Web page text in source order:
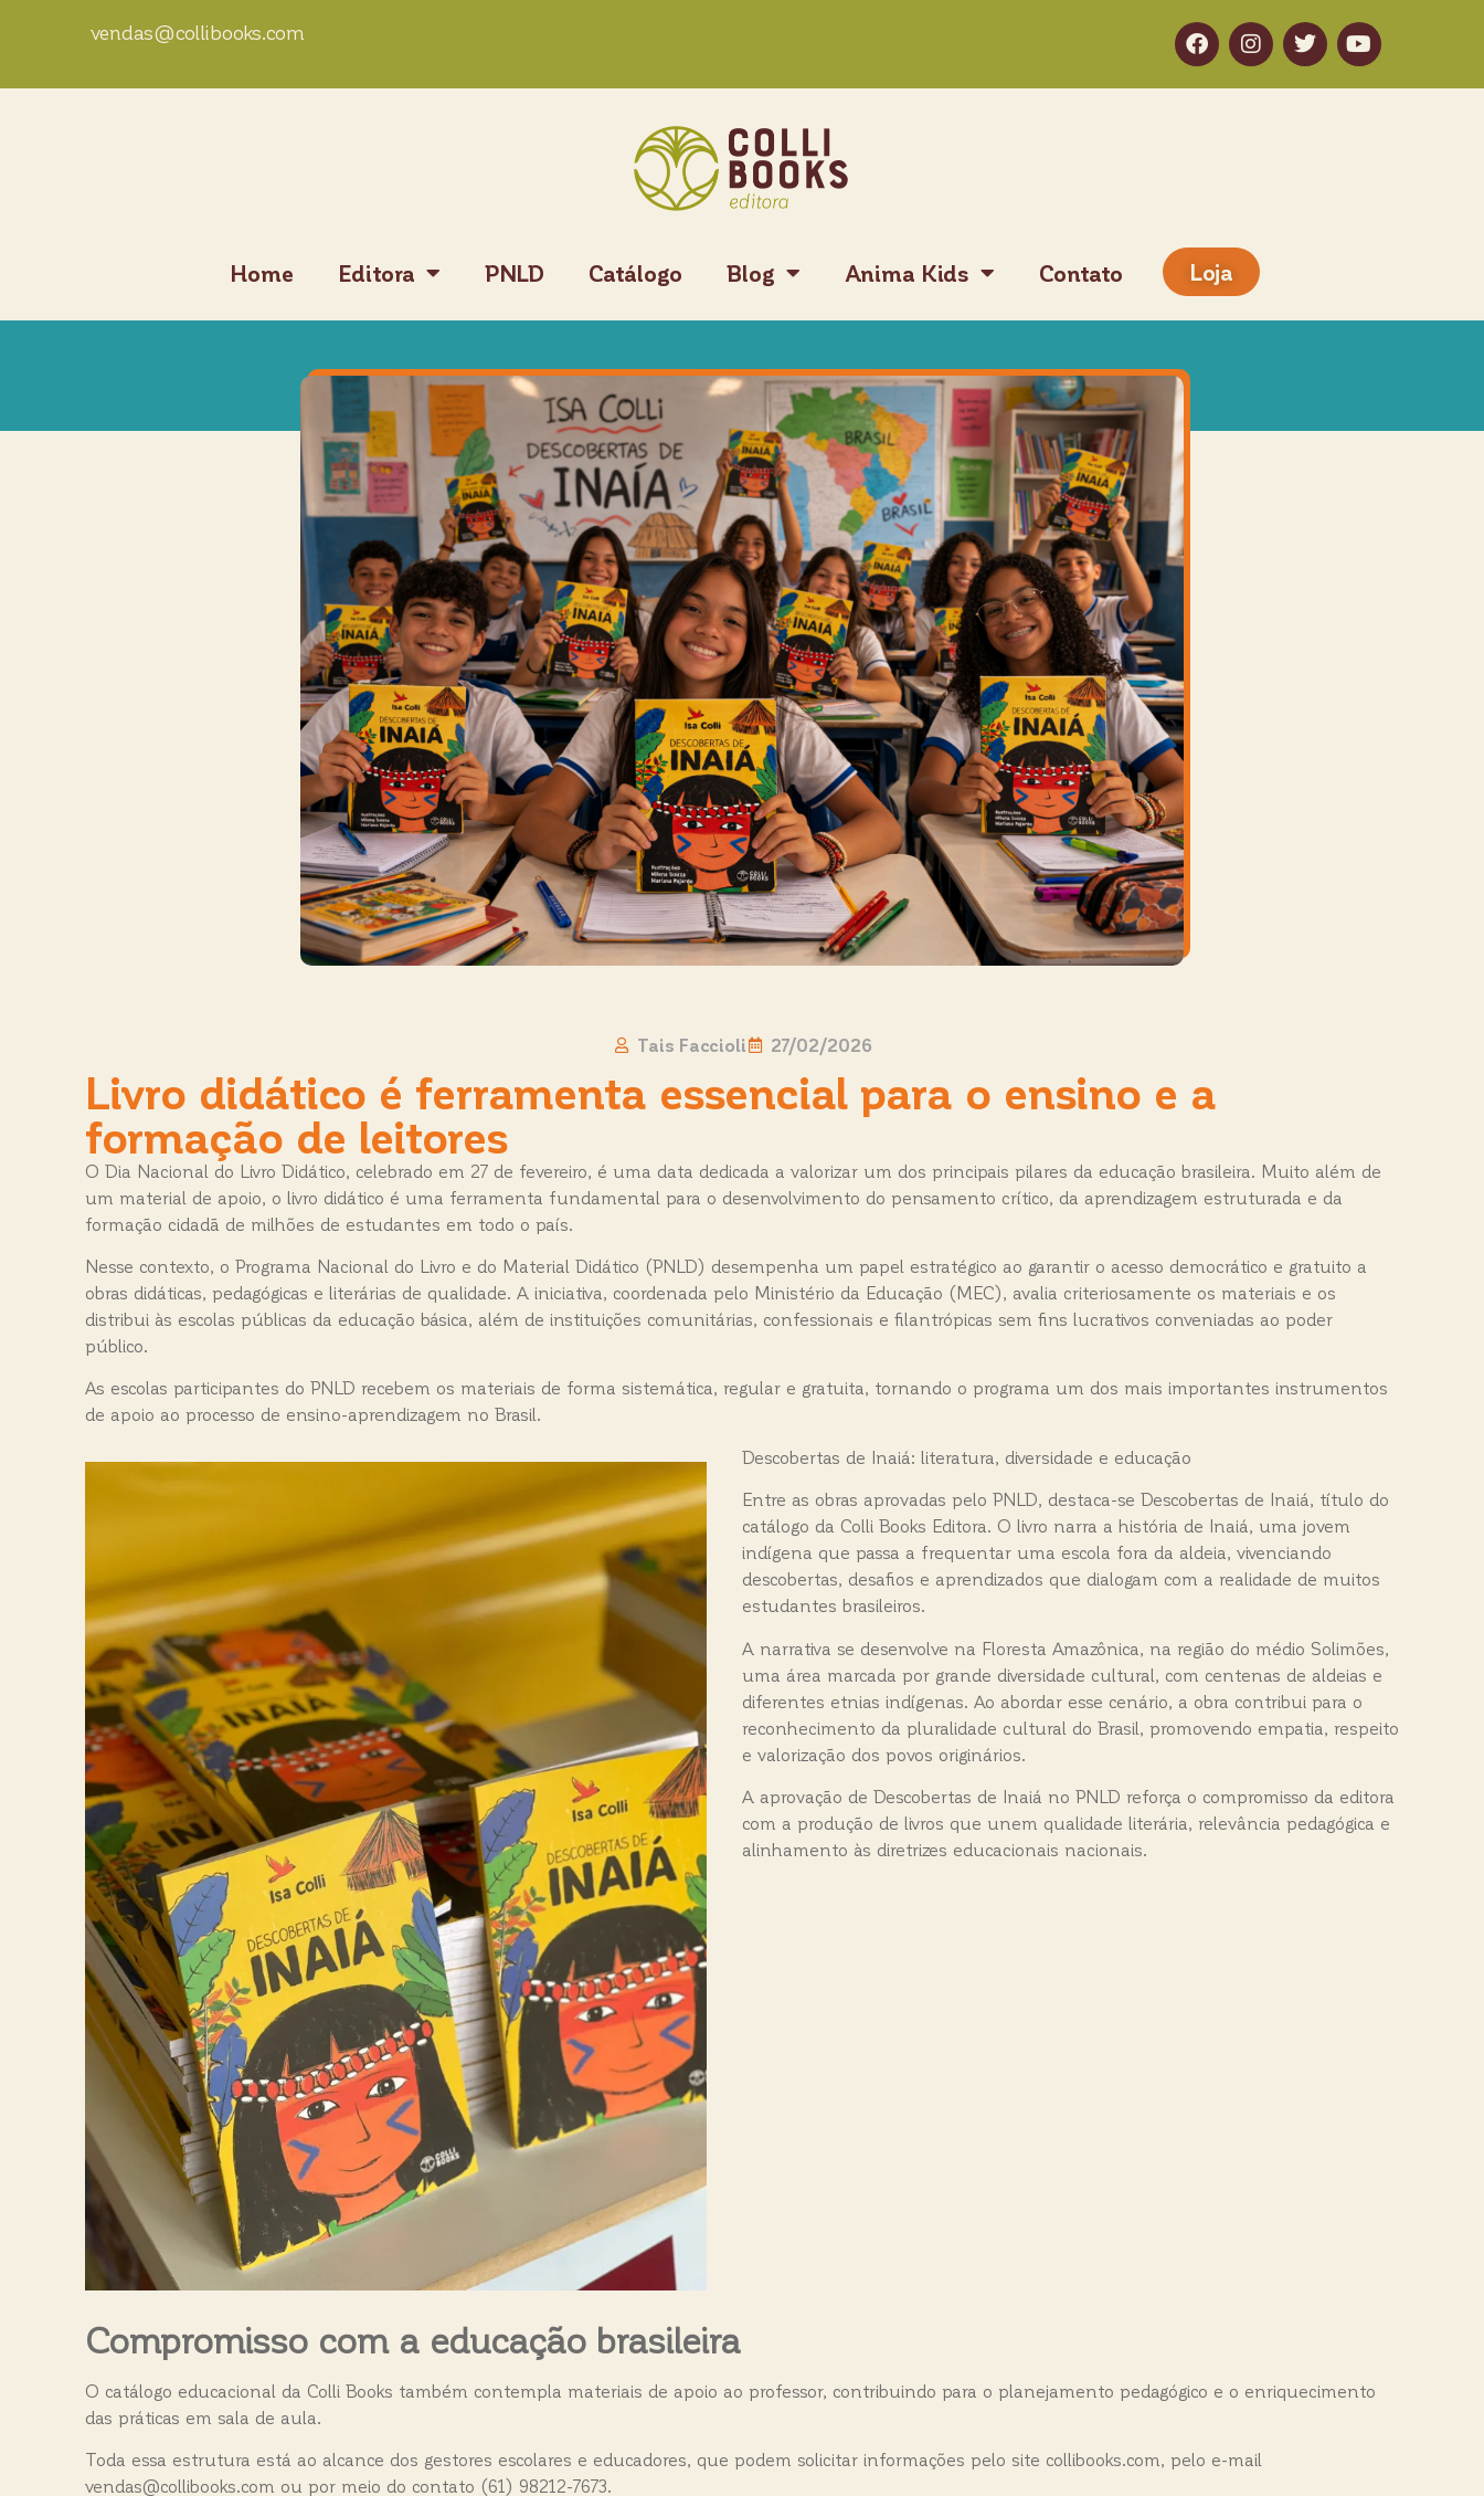
vendas@collibooks.com
Home Editora PNLD Catálogo Blog Anima Kids Contato Loja
Tais Faccioli 27/02/2026
Livro didático é ferramenta essencial para o ensino e a
formação de leitores
O Dia Nacional do Livro Didático, celebrado em 27 de fevereiro, é uma data dedicada a valorizar um dos principais pilares da educação brasileira. Muito além de
um material de apoio, o livro didático é uma ferramenta fundamental para o desenvolvimento do pensamento crítico, da aprendizagem estruturada e da
formação cidadã de milhões de estudantes em todo o país.
Nesse contexto, o Programa Nacional do Livro e do Material Didático (PNLD) desempenha um papel estratégico ao garantir o acesso democrático e gratuito a
obras didáticas, pedagógicas e literárias de qualidade. A iniciativa, coordenada pelo Ministério da Educação (MEC), avalia criteriosamente os materiais e os
distribui às escolas públicas da educação básica, além de instituições comunitárias, confessionais e filantrópicas sem fins lucrativos conveniadas ao poder
público.
As escolas participantes do PNLD recebem os materiais de forma sistemática, regular e gratuita, tornando o programa um dos mais importantes instrumentos
de apoio ao processo de ensino-aprendizagem no Brasil.
Descobertas de Inaiá: literatura, diversidade e educação
Entre as obras aprovadas pelo PNLD, destaca-se Descobertas de Inaiá, título do
catálogo da Colli Books Editora. O livro narra a história de Inaiá, uma jovem
indígena que passa a frequentar uma escola fora da aldeia, vivenciando
descobertas, desafios e aprendizados que dialogam com a realidade de muitos
estudantes brasileiros.
A narrativa se desenvolve na Floresta Amazônica, na região do médio Solimões,
uma área marcada por grande diversidade cultural, com centenas de aldeias e
diferentes etnias indígenas. Ao abordar esse cenário, a obra contribui para o
reconhecimento da pluralidade cultural do Brasil, promovendo empatia, respeito
e valorização dos povos originários.
A aprovação de Descobertas de Inaiá no PNLD reforça o compromisso da editora
com a produção de livros que unem qualidade literária, relevância pedagógica e
alinhamento às diretrizes educacionais nacionais.
Compromisso com a educação brasileira
O catálogo educacional da Colli Books também contempla materiais de apoio ao professor, contribuindo para o planejamento pedagógico e o enriquecimento
das práticas em sala de aula.
Toda essa estrutura está ao alcance dos gestores escolares e educadores, que podem solicitar informações pelo site collibooks.com, pelo e-mail
vendas@collibooks.com ou por meio do contato (61) 98212-7673.